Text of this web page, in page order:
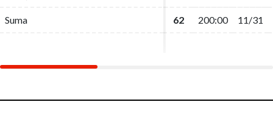
Suma 62 200:00 11/31
Suma 62 200:00 11/31